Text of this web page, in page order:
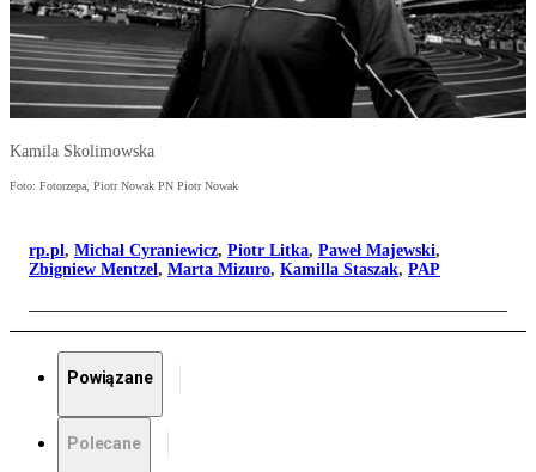
Kamila Skolimowska
Foto: Fotorzepa, Piotr Nowak PN Piotr Nowak
rp.pl, Michał Cyraniewicz, Piotr Litka, Paweł Majewski,
Zbigniew Mentzel, Marta Mizuro, Kamilla Staszak, PAP
Powiązane
Polecane